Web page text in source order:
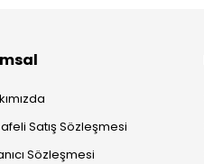
Satış Sözleşmesi
Sözleşmesi